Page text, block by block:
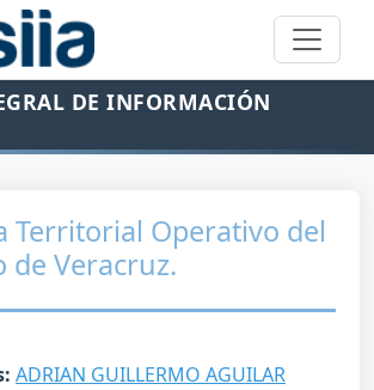
DE INFORMACIÓN
Territorial Operativo del
de Veracruz.
ADRIAN GUILLERMO AGUILAR